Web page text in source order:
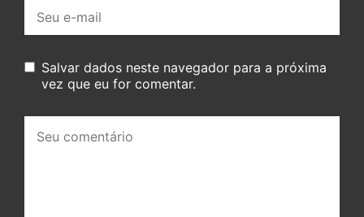
mail:
Salvar dados neste navegador para a próxima
vez que eu for comentar.
comentário: